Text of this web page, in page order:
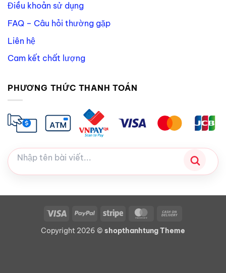
Điều khoản sử dụng
FAQ – Câu hỏi thường gặp
Liên hệ
Cam kết chất lượng
PHƯƠNG THỨC THANH TOÁN
Visa PayPal Stripe MasterCard
Delivery
Copyright 2026 © shopthanhtung Theme